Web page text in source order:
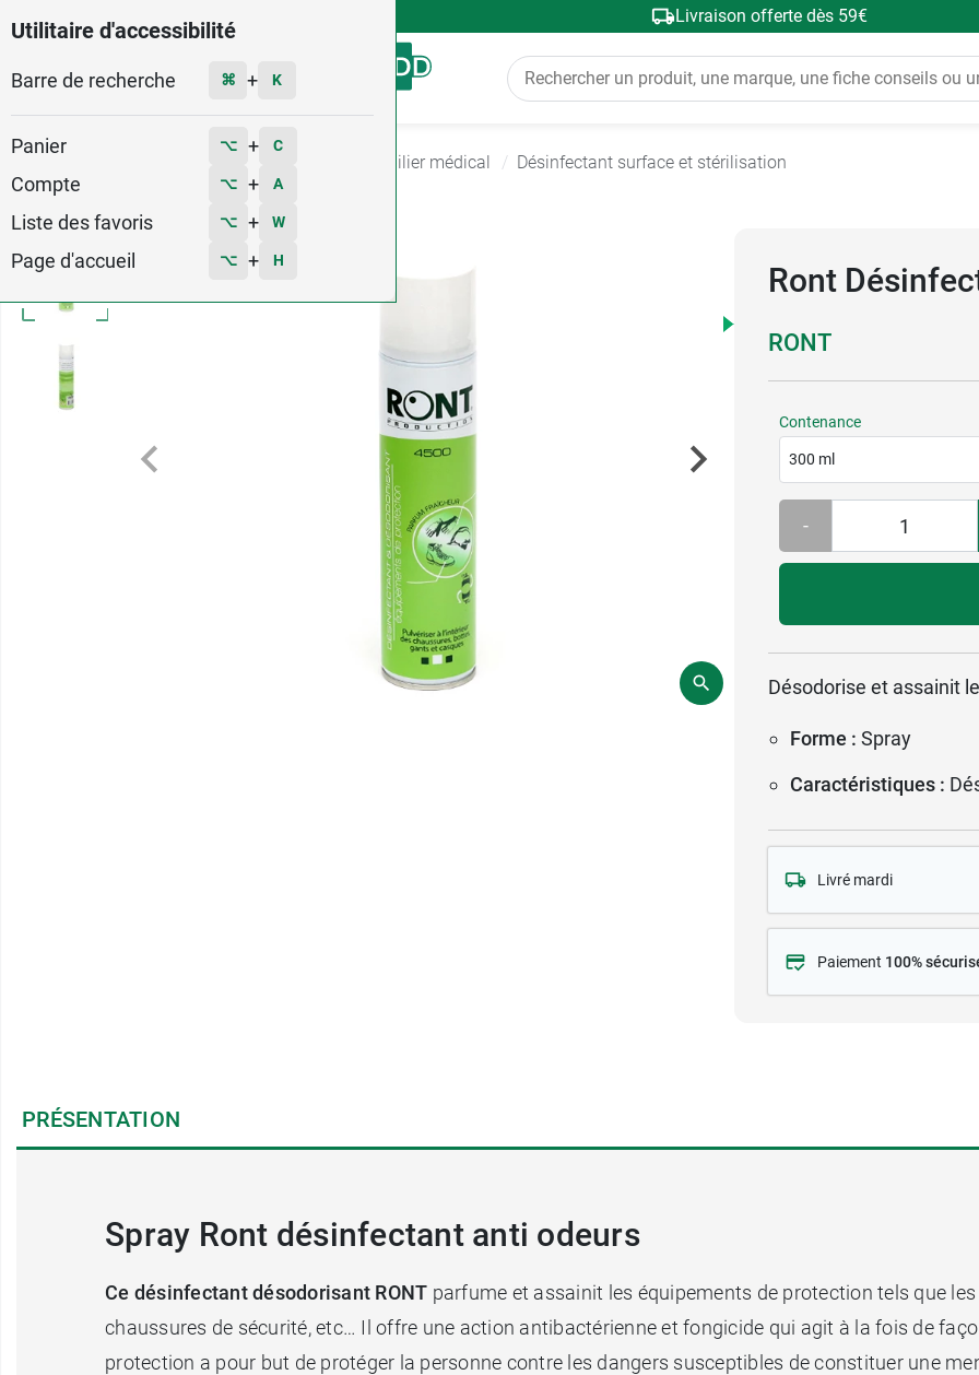
Utilitaire d'accessibilité
Barre de recherche ⌘ + K
Panier ⌥ + C
Compte ⌥ + A
Liste des favoris ⌥ + W
Page d'accueil ⌥ + H
Livraison offerte dès 59€
Menu
Fournitures et mobilier médical Désinfectant surface et stérilisation
Ront
RONT
Contenance
300 ml
-
Désodorise et assainit
Forme : Spray
Caractéristiques :
Livré mardi
Paiement 100%
PRÉSENTATION
Spray Ront désinfectant anti odeurs
Ce désinfectant désodorisant RONT parfume et assainit les équipements de protection tels que
chaussures de sécurité, etc… Il offre une action antibactérienne et fongicide qui agit à la fois de
protection a pour but de protéger la personne contre les dangers susceptibles de constituer une